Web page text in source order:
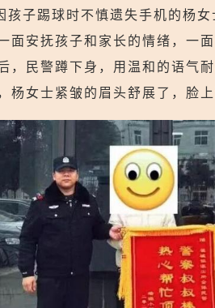
子踢球时不慎遗失手机的杨
面安抚孩子和家长的情绪，一
，民警蹲下身，用温和的语气
杨女士紧皱的眉头舒展了，脸